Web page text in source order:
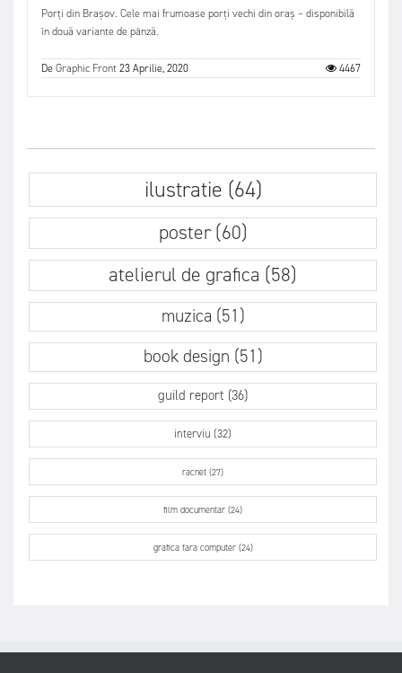
Porți din Brașov. Cele mai frumoase porți vechi din oraș – disponibilă
în două variante de pânză.
DeGraphic Front23 Aprilie, 2020 4467
ilustratie (64)
poster (60)
atelierul de grafica (58)
muzica (51)
book design (51)
guild report (36)
interviu (32)
racnet (27)
film documentar (24)
grafica fara computer (24)